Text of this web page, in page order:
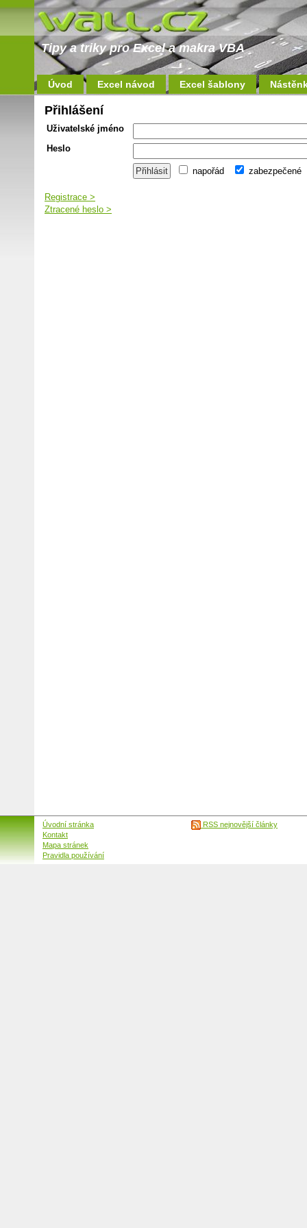
Tipy a triky pro Excel a makra VBA
Úvod Excel návod Excel šablony
Přihlášení
Uživatelské jméno
Heslo
napořád zabezpečené
Registrace >
Ztracené heslo >
Úvodní stránka
Kontakt
Mapa stránek
Pravidla používání
RSS nejnovější články